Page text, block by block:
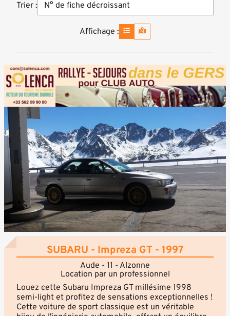
Trier :
Affichage :
SUBARU - Impreza GT - 1997
Aude - 11 - Alzonne
Location par un professionnel
Louez cette Subaru Impreza GT millésime 1998
semi-light et profitez de sensations exceptionnelles !
Cette voiture de sport classique est un véritable